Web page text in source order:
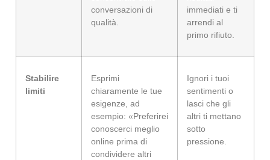
conversazioni di
qualità.
immediati e ti
arrendi al
primo rifiuto.
Stabilire
limiti
Esprimi
chiaramente le tue
esigenze, ad
esempio: «Preferirei
conoscerci meglio
online prima di
condividere altri
Ignori i tuoi
sentimenti o
lasci che gli
altri ti mettano
sotto
pressione.